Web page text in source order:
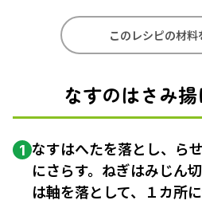
このレシピの材料
なすのはさみ
1 なすはへたを落とし、ら
にさらす。ねぎはみじん
は軸を落として、１カ所